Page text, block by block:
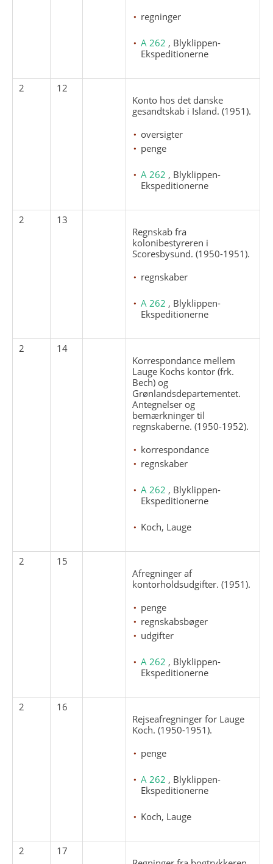
regninger
A 262 , Blyklippen-
Ekspeditionerne
2
12
Konto hos det danske
gesandtskab i Island. (1951).
oversigter
penge
A 262 , Blyklippen-
Ekspeditionerne
2
13
Regnskab fra
kolonibestyreren i
Scoresbysund. (1950-1951).
regnskaber
A 262 , Blyklippen-
Ekspeditionerne
2
14
Korrespondance mellem
Lauge Kochs kontor (frk.
Bech) og
Grønlandsdepartementet.
Antegnelser og
bemærkninger til
regnskaberne. (1950-1952).
korrespondance
regnskaber
A 262 , Blyklippen-
Ekspeditionerne
Koch, Lauge
2
15
Afregninger af
kontorholdsudgifter. (1951).
penge
regnskabsbøger
udgifter
A 262 , Blyklippen-
Ekspeditionerne
2
16
Rejseafregninger for Lauge
Koch. (1950-1951).
penge
A 262 , Blyklippen-
Ekspeditionerne
Koch, Lauge
2
17